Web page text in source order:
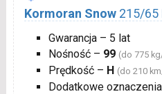
Kormoran Snow 215/65
Gwarancja – 5 lat
Nośność – 99 (do 775
Prędkość – H (do 210
Dodatkowe